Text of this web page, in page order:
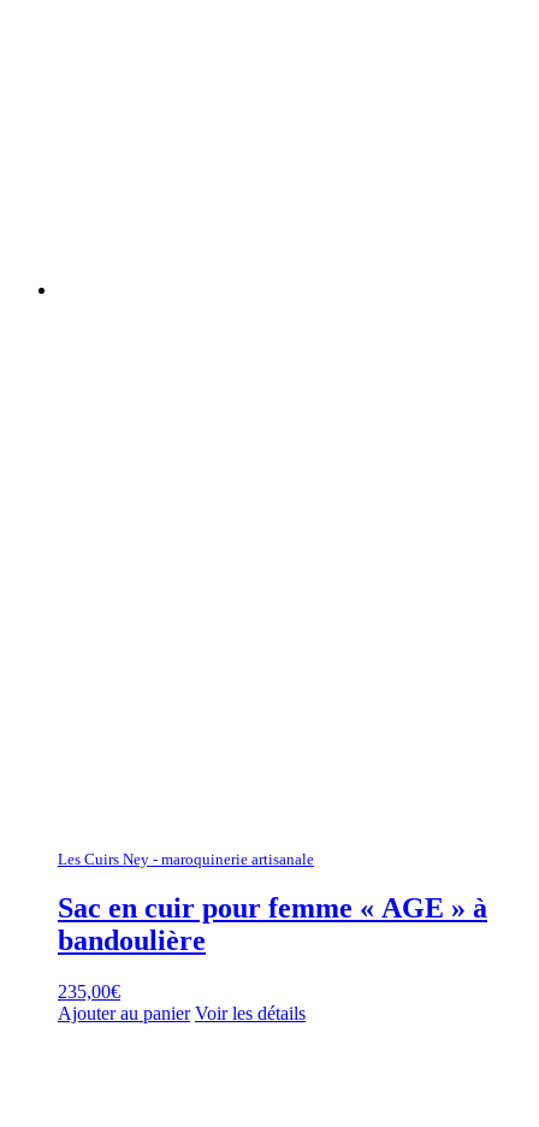
Les Cuirs Ney - maroquinerie artisanale
Sac en cuir pour femme « AGE » à
bandoulière
235,00€
Ajouter au panier Voir les détails